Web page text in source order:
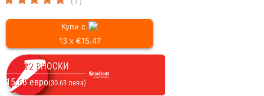
Купи с
13 x €15.47
12 ВНОСКИ
15.66 евро(30.63 лева)